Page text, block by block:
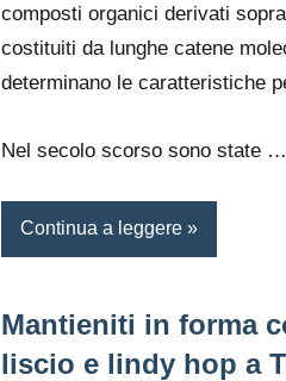
composti organici derivati
costituiti da lunghe catene
determinano le caratteristiche
Nel secolo scorso sono state …
Continua a leggere
Mantieniti in forma
liscio e lindy hop a